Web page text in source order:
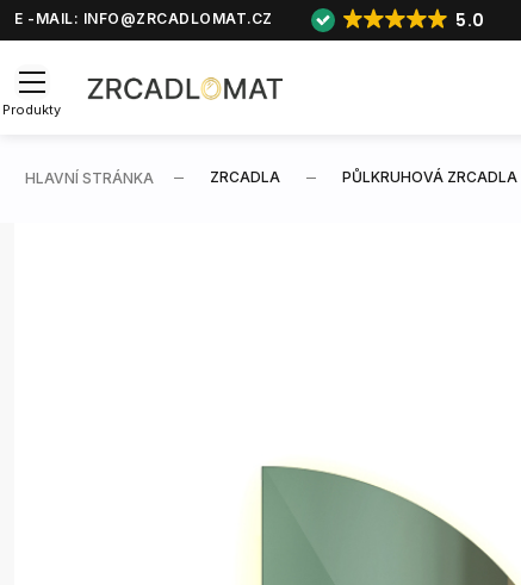
E -MAIL: INFO@ZRCADLOMAT.CZ 5.0
Produkty
HLAVNÍ STRÁNKA ZRCADLA PŮLKRUHOVÁ ZRCADLA